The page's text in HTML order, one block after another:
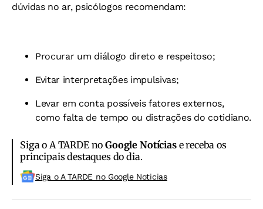
dúvidas no ar, psicólogos recomendam:
Procurar um diálogo direto e respeitoso;
Evitar interpretações impulsivas;
Levar em conta possíveis fatores externos,
como falta de tempo ou distrações do cotidiano.
Siga o A TARDE noGoogle Notíciase receba os
principais destaques do dia.
Siga o A TARDE no Google Noticias